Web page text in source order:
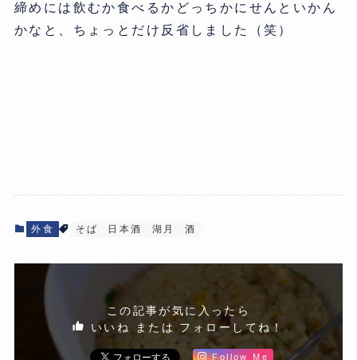
締めには飲むか食べるかどっちかにせんといかん
かなと、ちょっとだけ反省しました（笑）
外食 そば 日本酒 湖月 酒
この記事が気に入ったら
いいね または フォローしてね！
Follow Me